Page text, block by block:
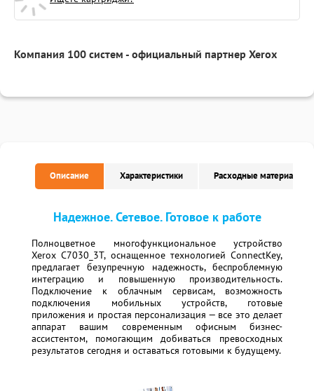
Компания 100 систем - официальный партнер Xerox
Описание Характеристики Расходные материалы
Надежное. Сетевое. Готовое к работе
Полноцветное многофункциональное устройство
Xerox C7030_3T, оснащенное технологией ConnectKey,
предлагает безупречную надежность, беспроблемную
интеграцию и повышенную производительность.
Подключение к облачным сервисам, возможность
подключения мобильных устройств, готовые
приложения и простая персонализация — все это делает
аппарат вашим современным офисным бизнес-
ассистентом, помогающим добиваться превосходных
результатов сегодня и оставаться готовыми к будущему.